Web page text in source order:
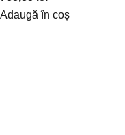
Adaugă în coș